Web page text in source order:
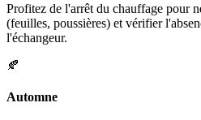
Profitez de l'arrêt du chauffage pour
(feuilles, poussières) et vérifier
l'échangeur.
🍂
Automne